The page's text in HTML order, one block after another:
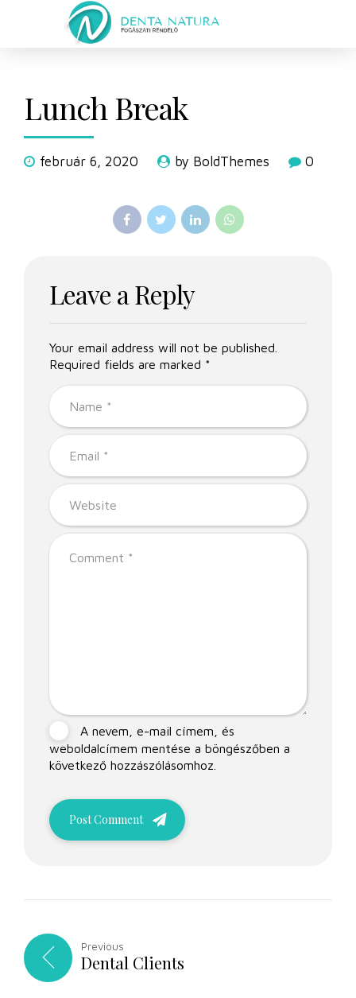
Lunch Break
február 6, 2020 by BoldThemes 0
Leave a Reply
Your email address will not be published.
Required fields are marked *
A nevem, e-mail címem, és
weboldalcímem mentése a böngészőben a
következő hozzászólásomhoz.
Post Comment
Previous
Dental Clients